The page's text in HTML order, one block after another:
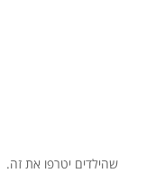
שהילדים יטרפו את זה.